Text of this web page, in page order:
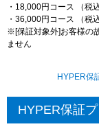
・18,000円コース （税
・36,000円コース （税
※[保証対象外]お客様の
ません
HYPER保
HYPER保証